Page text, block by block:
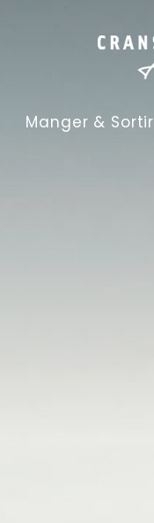
Manger & Sortir